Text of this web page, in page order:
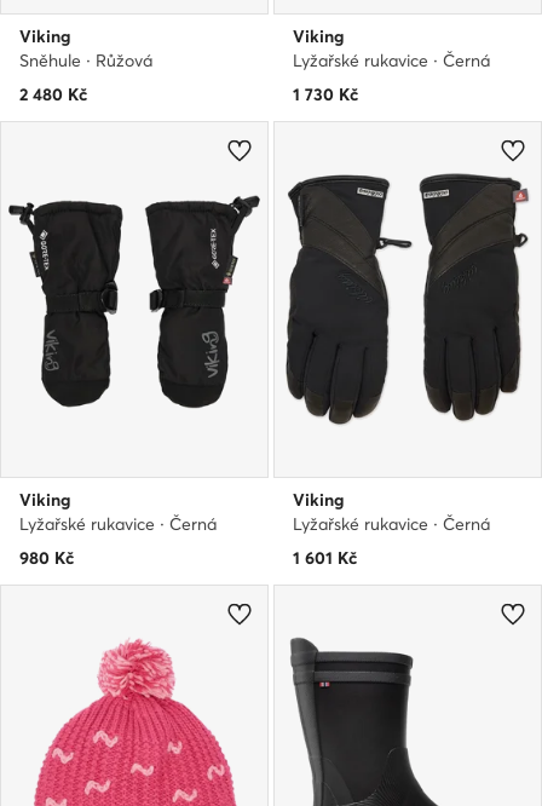
Viking
Sněhule · Růžová
2 480 Kč
Viking
Lyžařské rukavice · Černá
1 730 Kč
Viking
Lyžařské rukavice · Černá
980 Kč
Viking
Lyžařské rukavice · Černá
1 601 Kč